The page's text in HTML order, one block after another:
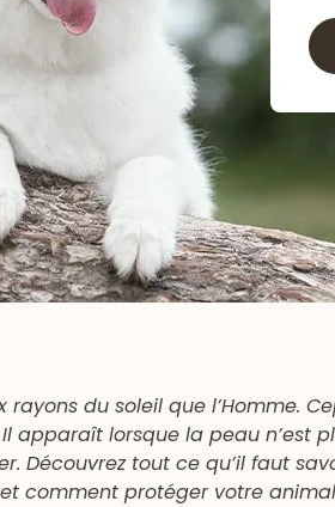
du soleil que l’Homme.
apparaît lorsque la peau n’est
Découvrez tout ce qu’il faut
comment protéger votre